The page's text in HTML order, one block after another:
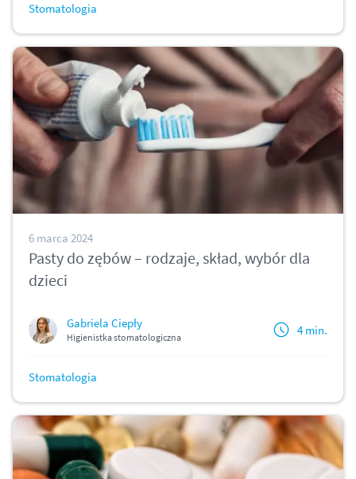
Stomatologia
6 marca 2024
Pasty do zębów – rodzaje, skład, wybór dla
dzieci
Gabriela Ciepły
Higienistka stomatologiczna 4 min.
Stomatologia